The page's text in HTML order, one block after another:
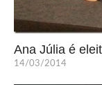
Ana Júlia é
14/03/2014